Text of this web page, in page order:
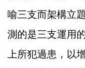
喻三支而架構立
測的是三支運用
上所犯過患，以